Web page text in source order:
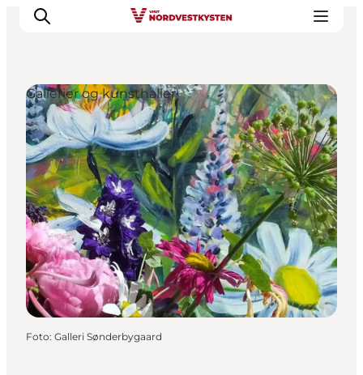
Feriesteder
Inspiration
Handicapvenlig ferie
Events
Overnatning
Planlæg din ferie
Gallerier og kunsthaller
Foto: Galleri Sønderbygaard